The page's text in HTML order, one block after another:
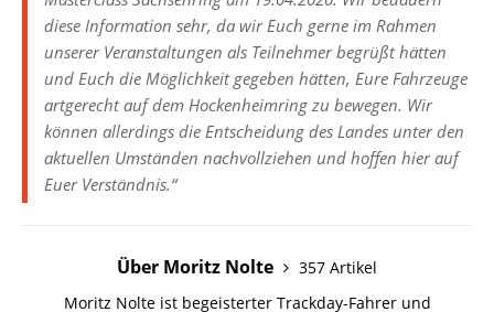
diese Information sehr, da wir Euch gerne im Rahmen
unserer Veranstaltungen als Teilnehmer begrüßt hätten
und Euch die Möglichkeit gegeben hätten, Eure Fahrzeuge
artgerecht auf dem Hockenheimring zu bewegen. Wir
können allerdings die Entscheidung des Landes unter den
aktuellen Umständen nachvollziehen und hoffen hier auf
Euer Verständnis.“
Über Moritz Nolte
357 Artikel
Moritz Nolte ist begeisterter Trackday-Fahrer und